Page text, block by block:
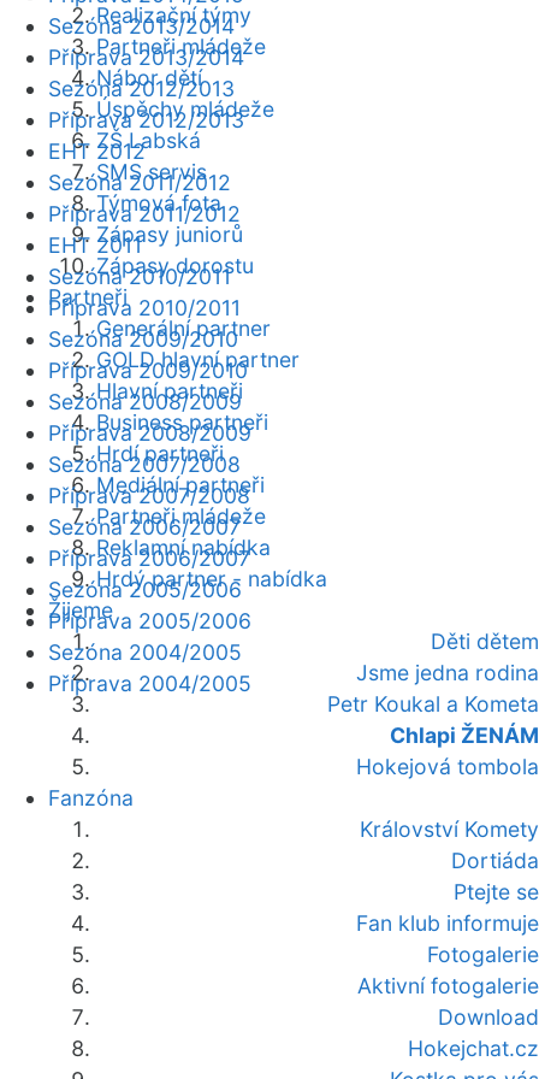
Realizační týmy
Partneři mládeže
Nábor dětí
Úspěchy mládeže
ZŠ Labská
SMS servis
Týmová fota
Zápasy juniorů
Zápasy dorostu
Partneři
Generální partner
GOLD hlavní partner
Hlavní partneři
Business partneři
Hrdí partneři
Mediální partneři
Partneři mládeže
Reklamní nabídka
Hrdý partner - nabídka
Žijeme
Děti dětem
Jsme jedna rodina
Petr Koukal a Kometa
Chlapi ŽENÁM
Hokejová tombola
Fanzóna
Království Komety
Dortiáda
Ptejte se
Fan klub informuje
Fotogalerie
Aktivní fotogalerie
Download
Hokejchat.cz
Sezóna 2013/2014
Příprava 2013/2014
Sezóna 2012/2013
Příprava 2012/2013
EHT 2012
Sezóna 2011/2012
Příprava 2011/2012
EHT 2011
Sezóna 2010/2011
Příprava 2010/2011
Sezóna 2009/2010
Příprava 2009/2010
Sezóna 2008/2009
Příprava 2008/2009
Sezóna 2007/2008
Příprava 2007/2008
Sezóna 2006/2007
Příprava 2006/2007
Sezóna 2005/2006
Příprava 2005/2006
Sezóna 2004/2005
Příprava 2004/2005